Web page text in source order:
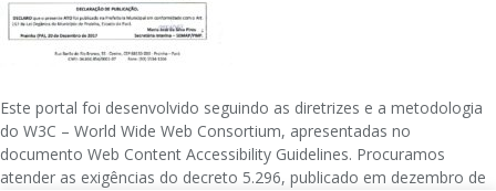
Este portal foi desenvolvido seguindo as diretrizes e a metodologia
do W3C – World Wide Web Consortium, apresentadas no
documento Web Content Accessibility Guidelines. Procuramos
atender as exigências do decreto 5.296, publicado em dezembro de